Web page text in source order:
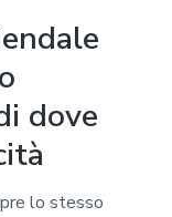
dove
lo stesso